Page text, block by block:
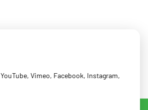
Vimeo, Facebook, Instagram,